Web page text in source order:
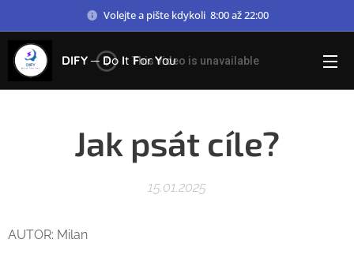
Volejte a pište kdykoli 8:00 až 22:00
DIFY ─ Do ItForYou
Jak psát cíle?
15.01.2025
AUTOR: Milan